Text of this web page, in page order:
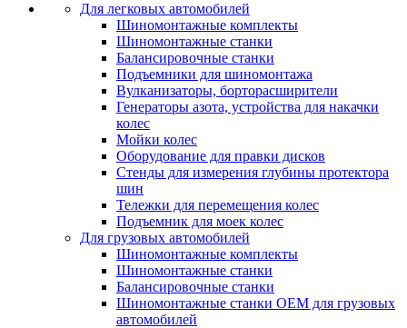
Для легковых автомобилей
Шиномонтажные комплекты
Шиномонтажные станки
Балансировочные станки
Подъемники для шиномонтажа
Вулканизаторы, борторасширители
Генераторы азота, устройства для накачки
колес
Мойки колес
Оборудование для правки дисков
Стенды для измерения глубины протектора
шин
Тележки для перемещения колес
Подъемник для моек колеc
Для грузовых автомобилей
Шиномонтажные комплекты
Шиномонтажные станки
Балансировочные станки
Шиномонтажные станки ОЕМ для грузовых
автомобилей